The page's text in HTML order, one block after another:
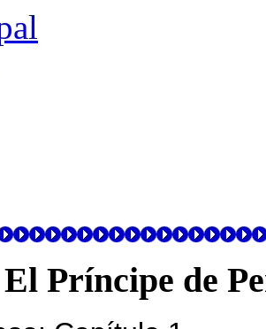
Príncipe de